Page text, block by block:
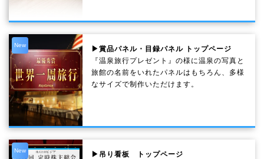
New
▶賞品パネル・目録パネル トップページ
『温泉旅行プレゼント』の様に温泉の写真と
旅館の名前をいれたパネルはもちろん、多様
なサイズで制作いただけます。
New
▶吊り看板 トップページ